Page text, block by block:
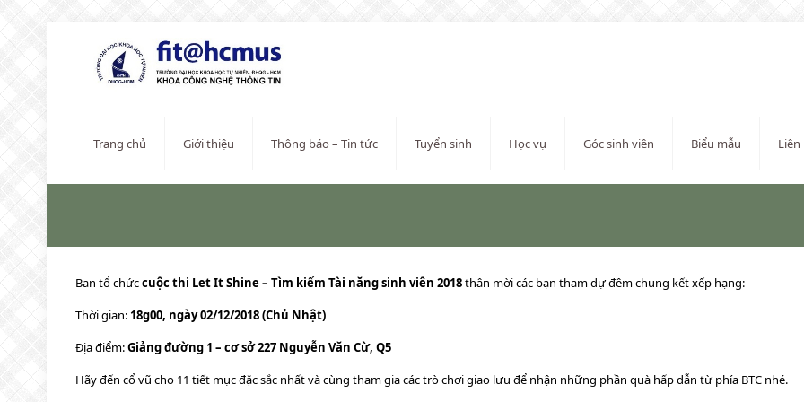
Trang chủ Giới thiệu Thông báo – Tin tức Tuyển sinh Học vụ Góc sinh viên Biểu mẫu Liên
Ban tổ chứccuộc thi Let It Shine – Tìm kiếm Tài năng sinh viên 2018thân mời các bạn tham dự đêm chung kết xếp hạng:
Thời gian: 18g00, ngày 02/12/2018 (Chủ Nhật)
Địa điểm:Giảng đường 1 – cơ sở 227 Nguyễn Văn Cừ, Q5
Hãy đến cổ vũ cho 11 tiết mục đặc sắc nhất và cùng tham gia các trò chơi giao lưu để nhận những phần quà hấp dẫn từ phía BTC nhé.